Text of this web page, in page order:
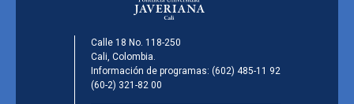
Calle 18 No. 118-250
Cali, Colombia.
Información de programas: (602) 485-11 92
(60-2) 321-82 00